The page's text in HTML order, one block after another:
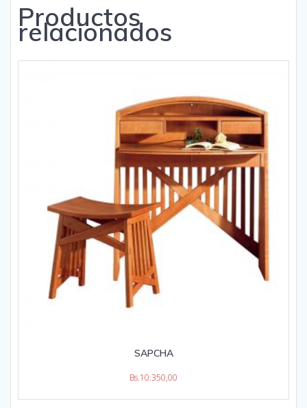
Productos
relacionados
SAPCHA
Bs.10.350,00